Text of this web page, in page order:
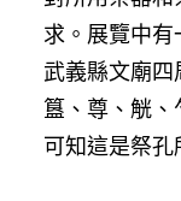
求。展覽中
武義縣文廟四
簋、尊、觥、
可知這是祭孔